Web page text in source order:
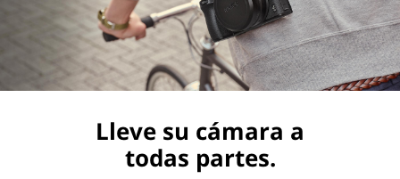
Lleve su cámara a
todas partes.